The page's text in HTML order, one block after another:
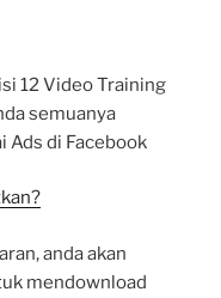
12 Video Training
semuanya
Ads di Facebook
anda akan
mendownload